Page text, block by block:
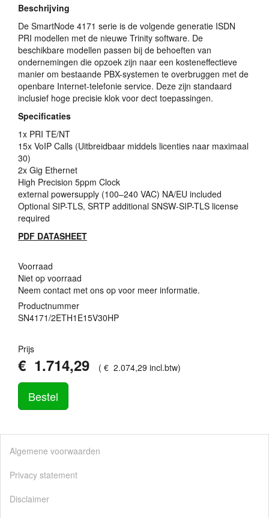
Beschrijving
De SmartNode 4171 serie is de volgende generatie ISDN
PRI modellen met de nieuwe Trinity software. De
beschikbare modellen passen bij de behoeften van
ondernemingen die opzoek zijn naar een kosteneffectieve
manier om bestaande PBX-systemen te overbruggen met de
openbare Internet-telefonie service. Deze zijn standaard
inclusief hoge precisie klok voor dect toepassingen.
Specificaties
1x PRI TE/NT
15x VoIP Calls (Uitbreidbaar middels licenties naar maximaal
30)
2x Gig Ethernet
High Precision 5ppm Clock
external powersupply (100–240 VAC) NA/EU included
Optional SIP-TLS, SRTP additional SNSW-SIP-TLS license
required
PDF DATASHEET
Voorraad
Niet op voorraad
Neem contact met ons op voor meer informatie.
Productnummer
SN4171/2ETH1E15V30HP
Prijs
€ 1.714,29 ( € 2.074,29 incl.btw)
Bestel
Algemene voorwaarden
Privacy statement
Disclaimer